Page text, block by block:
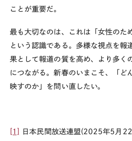
ことが重要だ。
最も大切なのは、これは「女性のた
という認識である。多様な視点を報
果として報道の質を高め、より多く
につながる。新春のいまこそ、「ど
映すのか」を問い直したい。
[1] 日本民間放送連盟(2025年5月 22